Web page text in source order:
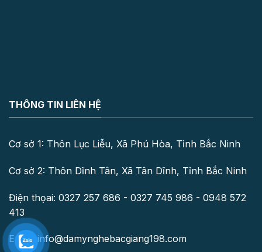
THÔNG TIN LIÊN HỆ
Cơ sở 1: Thôn Lục Liễu, Xã Phú Hòa, Tỉnh Bắc Ninh
Cơ sở 2: Thôn Dĩnh Tân, Xã Tân Dĩnh, Tỉnh Bắc Ninh
Điện thọai: 0327 257 686 - 0327 745 986 - 0948 572
413
Email: info@damynghebacgiang198.com